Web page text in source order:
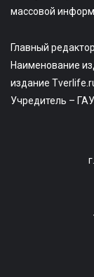
массовой
Главный
Наименование
издание
Учредитель –